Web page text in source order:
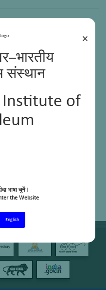
×
संस्थान
Institute of
भाषा चुनें।
the Website
English